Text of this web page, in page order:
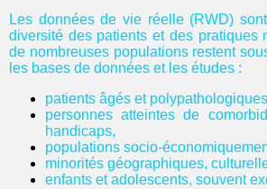
Les données de vie réelle (RWD)
diversité des patients et des pratiques
de nombreuses populations restent
les bases de données et les études :
patients âgés et
personnes atteintes de
handicaps,
populations socio-
minorités géographiques,
enfants et adolescents, souvent